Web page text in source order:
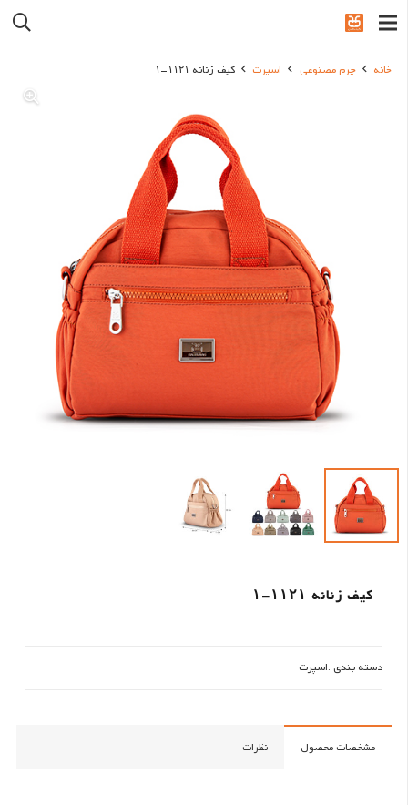
خانه چرم مصنوعی اسپرت کیف زنانه ۱۱۲۱-۱
کیف زنانه ۱۱۲۱-۱
دسته بندی :اسپرت
مشخصات محصول نظرات